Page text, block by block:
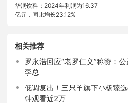
华润饮料：2024年利润为16.37
亿元，同比增长23.12%
相关推荐
罗永浩回应“老罗仁义”称赞：
李总
低调复出！三只羊旗下小杨臻
钟观看近2万